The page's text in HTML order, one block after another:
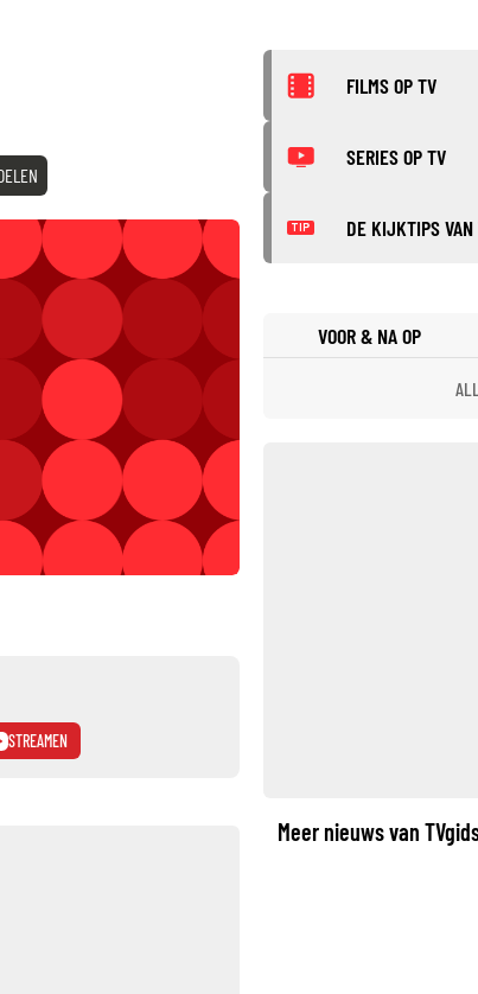
STREAMEN
FILMS OP TV
SERIES OP TV
TIP DE KIJKTIPS VAN
VOOR & NA OP
Meer nieuws van